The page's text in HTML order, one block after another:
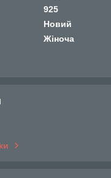
925
Новий
Жіноча